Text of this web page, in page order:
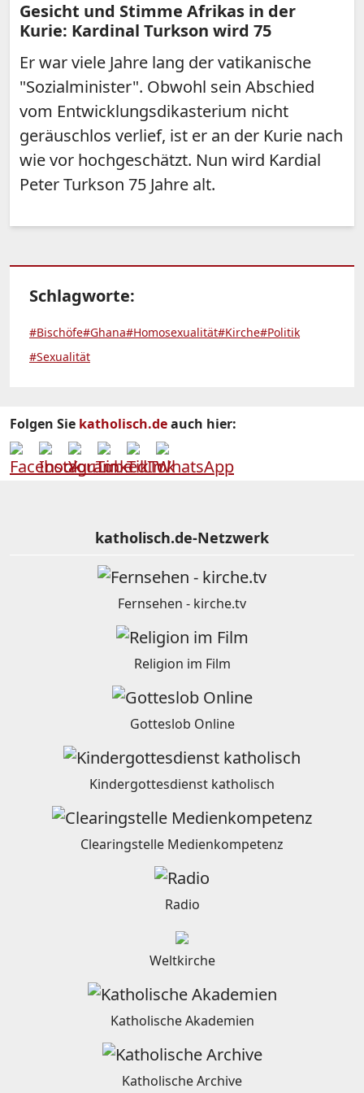
Gesicht und Stimme Afrikas in der
Kurie: Kardinal Turkson wird 75
Er war viele Jahre lang der vatikanische
"Sozialminister". Obwohl sein Abschied
vom Entwicklungsdikasterium nicht
geräuschlos verlief, ist er an der Kurie nach
wie vor hochgeschätzt. Nun wird Kardial
Peter Turkson 75 Jahre alt.
Schlagworte:
#Bischöfe#Ghana#Homosexualität#Kirche#Politik
#Sexualität
Folgen Sie katholisch.deauch hier:
katholisch.de-Netzwerk
Fernsehen - kirche.tv
Religion im Film
Gotteslob Online
Kindergottesdienst katholisch
Clearingstelle Medienkompetenz
Radio
Weltkirche
Katholische Akademien
Katholische Archive